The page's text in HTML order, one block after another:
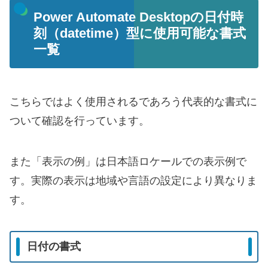
Power Automate Desktopの日付時
刻（datetime）型に使用可能な書式
一覧
こちらではよく使用されるであろう代表的な書式に
ついて確認を行っています。
また「表示の例」は日本語ロケールでの表示例で
す。実際の表示は地域や言語の設定により異なりま
す。
日付の書式